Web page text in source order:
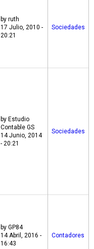
by ruth
17 Julio, 2010 -
20:21
Sociedades
by Estudio
Contable GS
14 Junio, 2014
- 20:21
Sociedades
by GP84
14 Abril, 2016 -
16:43
Contadores